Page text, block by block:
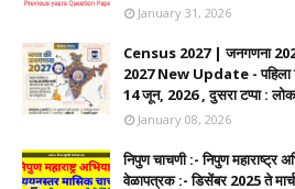
January 31, 2026
Census 2027 | जनगणना
2027 New Update - पहिला
14 जून, 2026 , दुसरा टप्पा :
January 08, 2026
निपुण चाचणी :- निपुण महाराष्ट्र
वेळापत्रक :- डिसेंबर 2025 ते